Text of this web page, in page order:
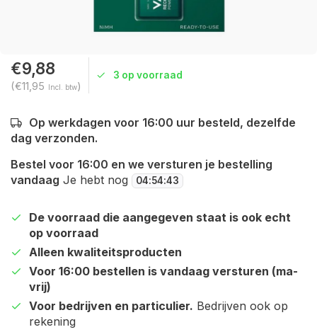
€9,88
(€11,95 Incl. btw)
3 op voorraad
Op werkdagen voor 16:00 uur besteld, dezelfde
dag verzonden.
Bestel voor 16:00 en we versturen je bestelling
vandaag Je hebt nog 04:54:43
De voorraad die aangegeven staat is ook echt
op voorraad
Alleen kwaliteitsproducten
Voor 16:00 bestellen is vandaag versturen (ma-
vrij)
Voor bedrijven en particulier. Bedrijven ook op
rekening